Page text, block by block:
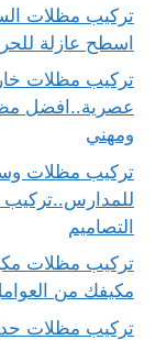
اسطح عازلة
تركيب مظلات
عصرية..افضل
ومهني
تركيب مظلات
التصاميم
تركيب مظلات
مكيفك من العوامل